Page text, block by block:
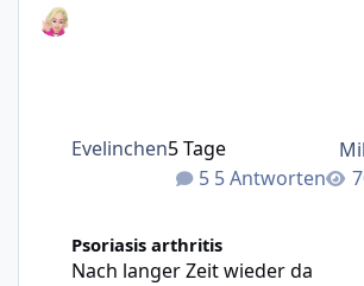
5 Antworten
Evelinchen5 Tage
Psoriasis arthritis
Nach langer Zeit wieder da